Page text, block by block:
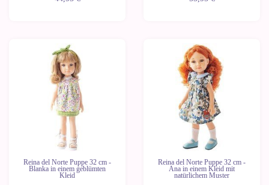
Reina del Norte Puppe 32 cm -
Blanka in einem geblümten
Kleid
Reina del Norte Puppe 32 cm -
Ana in einem Kleid mit
natürlichem Muster